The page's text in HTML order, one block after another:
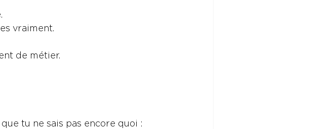
vraiment.
de métier.
tu ne sais pas encore quoi :